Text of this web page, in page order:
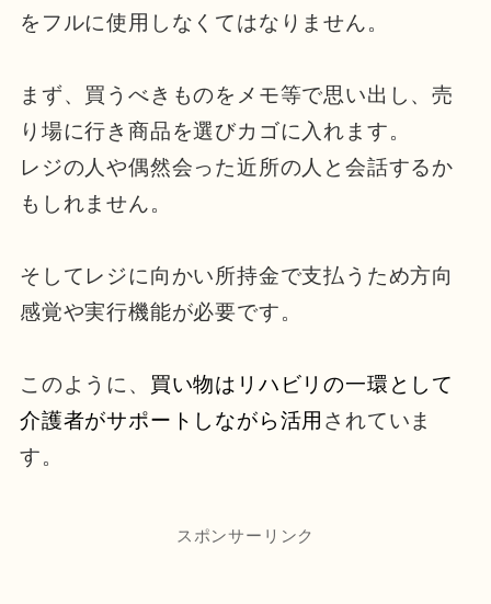
をフルに使用しなくてはなりません。
まず、買うべきものをメモ等で思い出し、売
り場に行き商品を選びカゴに入れます。
レジの人や偶然会った近所の人と会話するか
もしれません。
そしてレジに向かい所持金で支払うため方向
感覚や実行機能が必要です。
このように、
買い物はリハビリの一環として
介護者がサポートしながら活用 されていま
す。
スポンサーリンク